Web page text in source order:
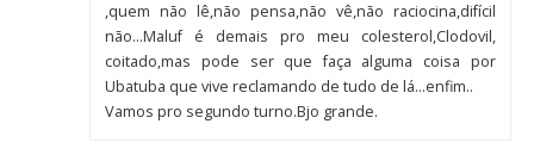
,quem não lê,não pensa,não vê,não raciocina,difícil
não…Maluf é demais pro meu colesterol,Clodovil,
coitado,mas pode ser que faça alguma coisa por
Ubatuba que vive reclamando de tudo de lá…enfim..
Vamos pro segundo turno.Bjo grande.